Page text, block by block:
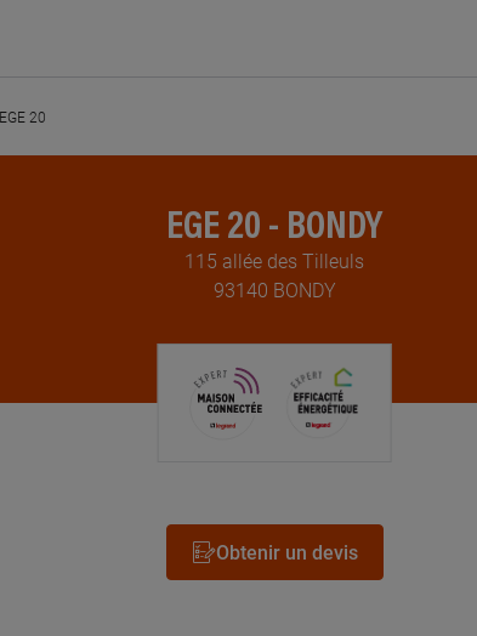
EGE 20
EGE 20 - BONDY
115 allée des Tilleuls
93140 BONDY
Obtenir un devis